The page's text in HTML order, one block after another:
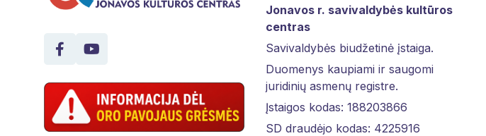
Jonavos r. savivaldybės kultūros
centras
Savivaldybės biudžetinė įstaiga.
Duomenys kaupiami ir saugomi
juridinių asmenų registre.
Įstaigos kodas: 188203866
SD draudėjo kodas: 4225916